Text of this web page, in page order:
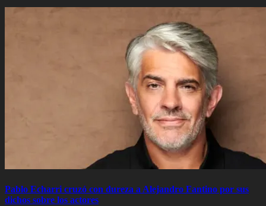
Pablo Echarri cruzó con dureza a Alejandro Fantino por sus
dichos sobre los actores